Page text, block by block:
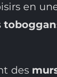
en
des